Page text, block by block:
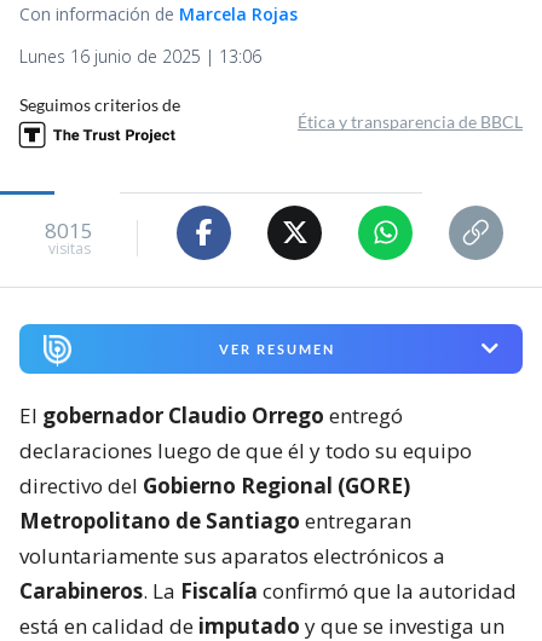
Con información de Marcela Rojas
Lunes 16 junio de 2025 | 13:06
Seguimos criterios de
Ética y transparencia de BBCL
8015
visitas
VER RESUMEN
El gobernador Claudio Orrego entregó
declaraciones luego de que él y todo su equipo
directivo del Gobierno Regional (GORE)
Metropolitano de Santiago entregaran
voluntariamente sus aparatos electrónicos a
Carabineros. La Fiscalía confirmó que la autoridad
está en calidad de imputado y que se investiga un